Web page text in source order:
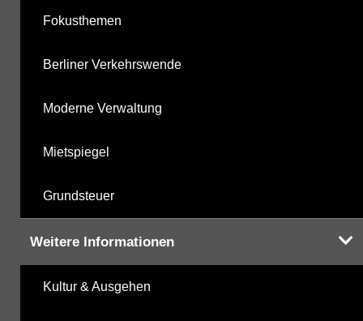
Fokusthemen
Berliner Verkehrswende
Moderne Verwaltung
Mietspiegel
Grundsteuer
Weitere Informationen
Kultur & Ausgehen